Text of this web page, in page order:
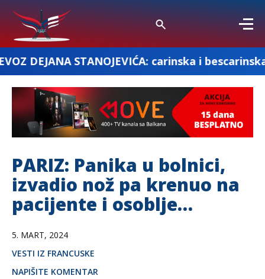
STANOJEVIĆA: carinska i bescarinska roba
PARIZ: Panika u bolnici,
izvadio nož pa krenuo na
pacijente i osoblje…
5. MART, 2024
VESTI IZ FRANCUSKE
NAPIŠITE KOMENTAR